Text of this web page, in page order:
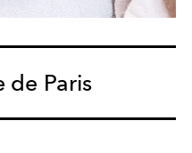
de Paris